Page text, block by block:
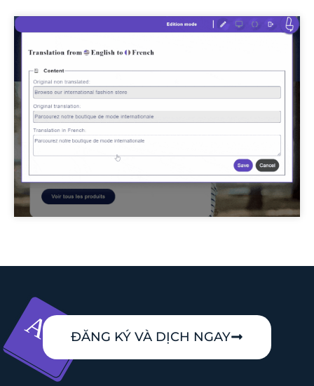
ĐĂNG KÝ VÀ DỊCH NGAY